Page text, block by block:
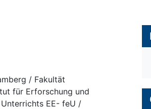
/ Fakultät
für Erforschung und
EE- feU /